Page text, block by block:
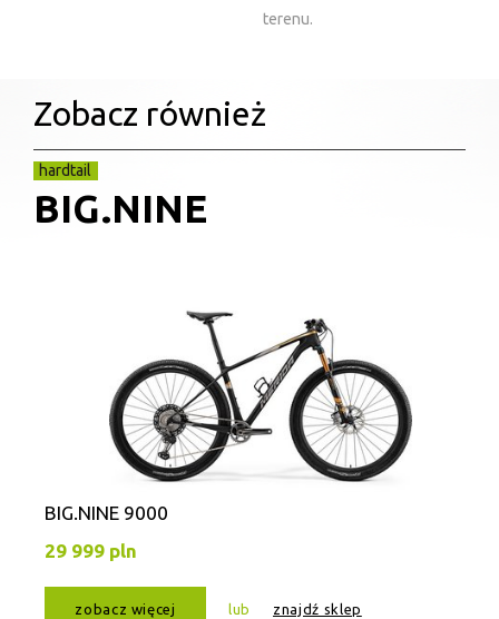
terenu.
Zobacz również
hardtail
BIG.NINE
BIG.NINE 9000
29 999 pln
zobacz więcej lub znajdź sklep